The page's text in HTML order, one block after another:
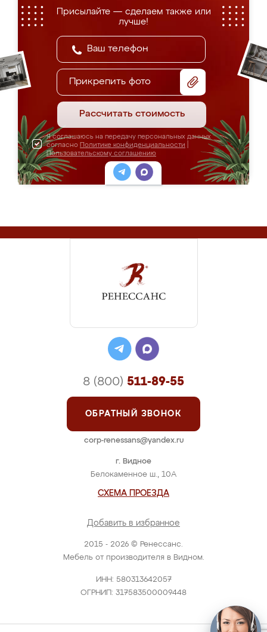
Присылайте — сделаем также или
лучше!
Прикрепить фото
Рассчитать стоимость
Я соглашаюсь на передачу персональных данных
согласно Политике конфиденциальности
Пользовательскому соглашению
2015 - 2026 © Ренессанс.
Мебель от производителя в Видном.
ИНН: 580313642057
ОГРНИП: 317583500009448
г. Видное
Белокаменное ш., 10А
СХЕМА ПРОЕЗДА
Добавить в избранное
8 (800) 511-89-55
ОБРАТНЫЙ ЗВОНОК
corp-renessans@yandex.ru